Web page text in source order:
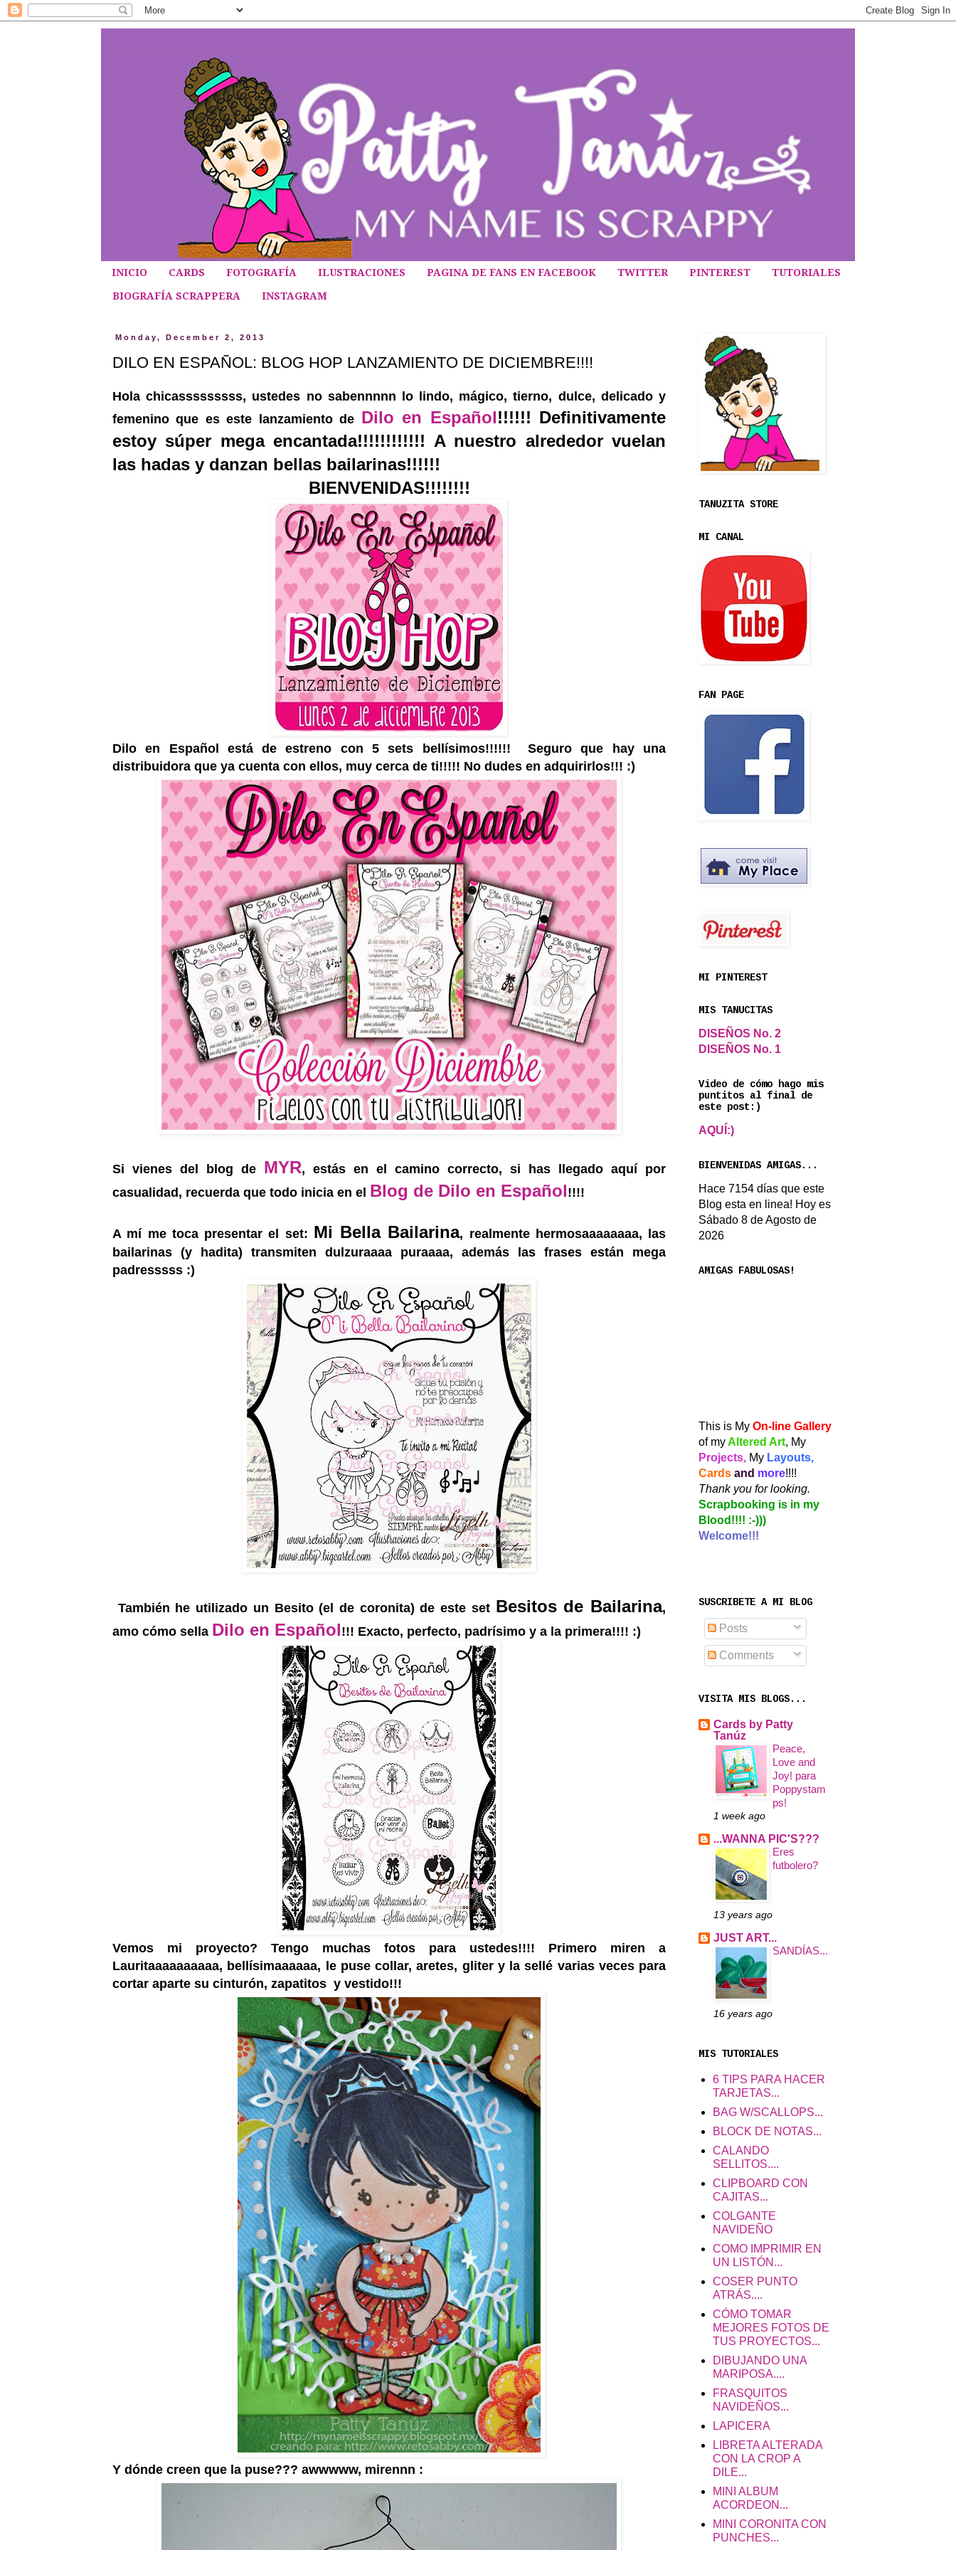
INICIO CARDS FOTOGRAFÍA ILUSTRACIONES PAGINA DE FANS EN FACEBOOK TWITTER PINTEREST TUTORIALES
BIOGRAFÍA SCRAPPERA INSTAGRAM
Monday, December 2, 2013
DILO EN ESPAÑOL: BLOG HOP LANZAMIENTO DE DICIEMBRE!!!!
Hola chicasssssssss, ustedes no sabennnnn lo lindo, mágico, tierno, dulce, delicado y
femenino que es este lanzamiento de Dilo en Español!!!!!! Definitivamente
estoy súper mega encantada!!!!!!!!!!!! A nuestro alrededor vuelan
las hadas y danzan bellas bailarinas!!!!!!
BIENVENIDAS!!!!!!!!
Dilo en Español está de estreno con 5 sets bellísimos!!!!!! Seguro que hay una
distribuidora que ya cuenta con ellos, muy cerca de ti!!!!! No dudes en adquirirlos!!! :)
Si vienes del blog de MYR, estás en el camino correcto, si has llegado aquí por
casualidad, recuerda que todo inicia en el Blog de Dilo en Español!!!!
A mí me toca presentar el set: Mi Bella Bailarina, realmente hermosaaaaaaaa, las
bailarinas (y hadita) transmiten dulzuraaaa puraaaa, además las frases están mega
padresssss :)
También he utilizado un Besito (el de coronita) de este set Besitos de Bailarina,
amo cómo sella Dilo en Español!!! Exacto, perfecto, padrísimo y a la primera!!!! :)
Vemos mi proyecto? Tengo muchas fotos para ustedes!!!! Primero miren a
Lauritaaaaaaaaaa, bellísimaaaaaa, le puse collar, aretes, gliter y la sellé varias veces para
cortar aparte su cinturón, zapatitos y vestido!!!
Y dónde creen que la puse??? awwwww, mirennn :
TANUZITA STORE
MI CANAL
FAN PAGE
MI PINTEREST
MIS TANUCITAS
DISEÑOS No. 2
DISEÑOS No. 1
Video de cómo hago mis
puntitos al final de
este post:)
AQUÍ:)
BIENVENIDAS AMIGAS...
Hace 7154 días que este
Blog esta en linea! Hoy es
Sábado 8 de Agosto de
2026
AMIGAS FABULOSAS!
This is My On-line Gallery
of myAltered Art, My
Projects, My Layouts,
Cards and more!!!!
Thank you for looking.
Scrapbooking is in my
Blood!!!! :-)))
Welcome!!!
SUSCRIBETE A MI BLOG
Posts
Comments
VISITA MIS BLOGS...
Cards by Patty
Tanúz
Peace,
Love and
Joy! para
Poppystam
ps!
1 week ago
...WANNA PIC'S???
Eres
futbolero?
13 years ago
JUST ART...
SANDÍAS...
16 years ago
MIS TUTORIALES
6 TIPS PARA HACER
TARJETAS...
BAG W/SCALLOPS...
BLOCK DE NOTAS...
CALANDO
SELLITOS....
CLIPBOARD CON
CAJITAS...
COLGANTE
NAVIDEÑO
COMO IMPRIMIR EN
UN LISTÓN...
COSER PUNTO
ATRÁS....
CÓMO TOMAR
MEJORES FOTOS DE
TUS PROYECTOS...
DIBUJANDO UNA
MARIPOSA....
FRASQUITOS
NAVIDEÑOS...
LAPICERA
LIBRETA ALTERADA
CON LA CROP A
DILE...
MINI ALBUM
ACORDEON...
MINI CORONITA CON
PUNCHES...